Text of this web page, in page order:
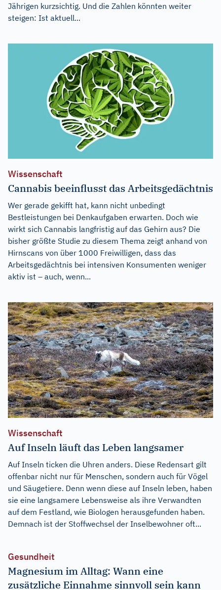
Jährigen kurzsichtig. Und die Zahlen könnten weiter
steigen: Ist aktuell...
Wissenschaft
Cannabis beeinflusst das Arbeitsgedächtnis
Wer gerade gekifft hat, kann nicht unbedingt
Bestleistungen bei Denkaufgaben erwarten. Doch wie
wirkt sich Cannabis langfristig auf das Gehirn aus? Die
bisher größte Studie zu diesem Thema zeigt anhand von
Hirnscans von über 1000 Freiwilligen, dass das
Arbeitsgedächtnis bei intensiven Konsumenten weniger
aktiv ist – auch, wenn...
Wissenschaft
Auf Inseln läuft das Leben langsamer
Auf Inseln ticken die Uhren anders. Diese Redensart gilt
offenbar nicht nur für Menschen, sondern auch für Vögel
und Säugetiere. Denn wenn diese auf Inseln leben, haben
sie eine langsamere Lebensweise als ihre Verwandten
auf dem Festland, wie Biologen herausgefunden haben.
Demnach ist der Stoffwechsel der Inselbewohner oft...
Gesundheit
Magnesium im Alltag: Wann eine
zusätzliche Einnahme sinnvoll sein kann